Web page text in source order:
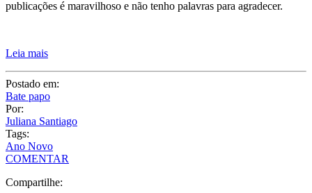
publicações é maravilhoso e não tenho palavras para agradecer.
Leia mais
Postado em:
Bate papo
Por:
Juliana Santiago
Tags:
Ano Novo
COMENTAR
Compartilhe: